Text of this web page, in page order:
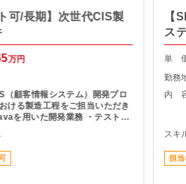
可/長期】次世代CIS製
万円
（顧客情報システム）開発プロ
ける製造工程をご担当いただき
を用いた開発業務 ・テスト実
・Oracle環境での開発 ・結合工
た開発支援
【
ス
単
勤務
内
スキ
担当